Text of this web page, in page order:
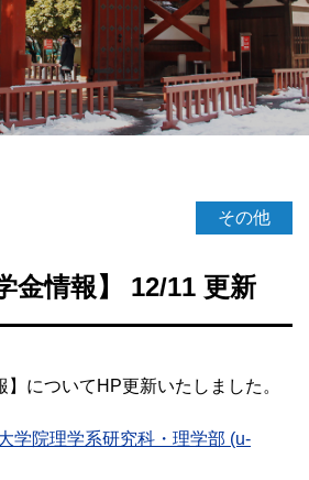
その他
金情報】 12/11 更新
】について HP更新いたしました。
学院理学系研究科・理学部 (u-